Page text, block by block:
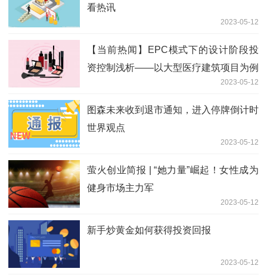
看热讯
2023-05-12
【当前热闻】EPC模式下的设计阶段投
资控制浅析——以大型医疗建筑项目为例
2023-05-12
图森未来收到退市通知，进入停牌倒计时
世界观点
2023-05-12
萤火创业简报 | “她力量”崛起！女性成为
健身市场主力军
2023-05-12
新手炒黄金如何获得投资回报
2023-05-12